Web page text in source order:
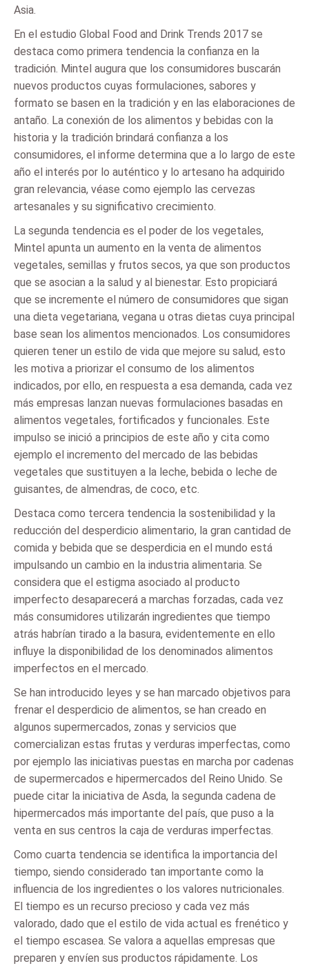
Asia.
En el estudio Global Food and Drink Trends 2017 se
destaca como primera tendencia la confianza en la
tradición. Mintel augura que los consumidores buscarán
nuevos productos cuyas formulaciones, sabores y
formato se basen en la tradición y en las elaboraciones de
antaño. La conexión de los alimentos y bebidas con la
historia y la tradición brindará confianza a los
consumidores, el informe determina que a lo largo de este
año el interés por lo auténtico y lo artesano ha adquirido
gran relevancia, véase como ejemplo las cervezas
artesanales y su significativo crecimiento.
La segunda tendencia es el poder de los vegetales,
Mintel apunta un aumento en la venta de alimentos
vegetales, semillas y frutos secos, ya que son productos
que se asocian a la salud y al bienestar. Esto propiciará
que se incremente el número de consumidores que sigan
una dieta vegetariana, vegana u otras dietas cuya principal
base sean los alimentos mencionados. Los consumidores
quieren tener un estilo de vida que mejore su salud, esto
les motiva a priorizar el consumo de los alimentos
indicados, por ello, en respuesta a esa demanda, cada vez
más empresas lanzan nuevas formulaciones basadas en
alimentos vegetales, fortificados y funcionales. Este
impulso se inició a principios de este año y cita como
ejemplo el incremento del mercado de las bebidas
vegetales que sustituyen a la leche, bebida o leche de
guisantes, de almendras, de coco, etc.
Destaca como tercera tendencia la sostenibilidad y la
reducción del desperdicio alimentario, la gran cantidad de
comida y bebida que se desperdicia en el mundo está
impulsando un cambio en la industria alimentaria. Se
considera que el estigma asociado al producto
imperfecto desaparecerá a marchas forzadas, cada vez
más consumidores utilizarán ingredientes que tiempo
atrás habrían tirado a la basura, evidentemente en ello
influye la disponibilidad de los denominados alimentos
imperfectos en el mercado.
Se han introducido leyes y se han marcado objetivos para
frenar el desperdicio de alimentos, se han creado en
algunos supermercados, zonas y servicios que
comercializan estas frutas y verduras imperfectas, como
por ejemplo las iniciativas puestas en marcha por cadenas
de supermercados e hipermercados del Reino Unido. Se
puede citar la iniciativa de Asda, la segunda cadena de
hipermercados más importante del país, que puso a la
venta en sus centros la caja de verduras imperfectas.
Como cuarta tendencia se identifica la importancia del
tiempo, siendo considerado tan importante como la
influencia de los ingredientes o los valores nutricionales.
El tiempo es un recurso precioso y cada vez más
valorado, dado que el estilo de vida actual es frenético y
el tiempo escasea. Se valora a aquellas empresas que
preparen y envíen sus productos rápidamente. Los